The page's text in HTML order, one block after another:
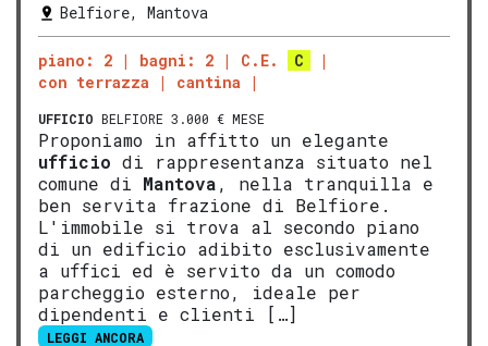
Belfiore, Mantova
piano: 2 bagni: 2 C.E.
C
con terrazza
cantina
UFFICIO BELFIORE 3.000 € MESE
Proponiamo in affitto un elegante
ufficio di rappresentanza situato nel
comune di Mantova, nella tranquilla e
ben servita frazione di Belfiore.
L'immobile si trova al secondo piano
di un edificio adibito esclusivamente
a uffici ed è servito da un comodo
parcheggio esterno, ideale per
dipendenti e clienti […]
LEGGI ANCORA